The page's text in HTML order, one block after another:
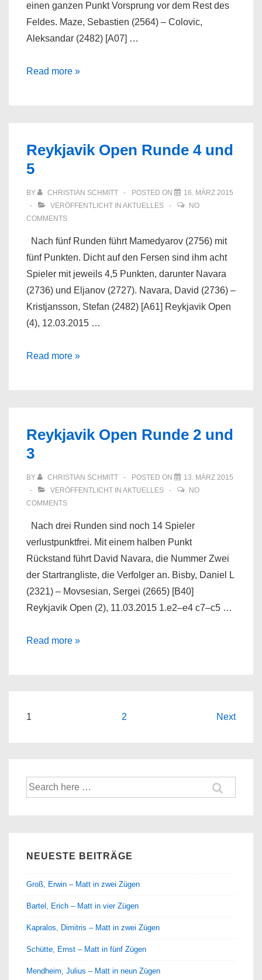
einen ganzen Punkt Vorsprung vor dem Rest des
Feldes. Maze, Sebastien (2564) – Colovic,
Aleksandar (2482) [A07] …
Reykjavik
und
8
Read more »
Reykjavik Open Runde 4 und
5
BY CHRISTIAN SCHMITT POSTED ON
16. MÄRZ 2015
VERÖFFENTLICHT IN AKTUELLES
NO
COMMENTS
Nach fünf Runden führt Mamedyarov (2756) mit
fünf Punkten. Dicht auf den Fersen sind ihm acht
Spieler mit jeweils 4,5 Punkten, darunter Navara
(2736) und Eljanov (2727). Navara, David (2736) –
Kristjansson, Stefan (2482) [A61] Reykjavik Open
(4), 12.03.2015 …
Reykjavik
5
Read more »
Reykjavik Open Runde 2 und
3
BY CHRISTIAN SCHMITT POSTED ON
13. MÄRZ 2015
VERÖFFENTLICHT IN AKTUELLES
NO
COMMENTS
Nach drei Runden sind noch 14 Spieler
verlustpunktfrei. Mit einem halben Punkt
Rückstand führt David Navara, die Nummer Zwei
der Startrangliste, die Verfolger an. Bisby, Daniel L
(2321) – Movsesian, Sergei (2665) [B40]
Reykjavik Open (2), 11.03.2015 1.e2–e4 c7–c5 …
Reykjavik
3
Read more »
Seitennummerierung
1 2 Next
Suche
nach:
NEUESTE BEITRÄGE
Groß, Erwin – Matt in zwei Zügen
Bartel, Erich – Matt in vier Zügen
Kapralos, Dimitris – Matt in zwei Zügen
Schütte, Ernst – Matt in fünf Zügen
Mendheim, Julius – Matt in neun Zügen